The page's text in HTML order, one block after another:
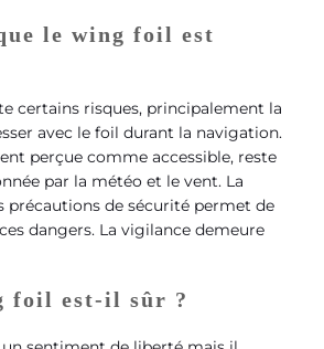
le wing foil est
certains risques, principalement la
avec le foil durant la navigation.
perçue comme accessible, reste
par la météo et le vent. La
précautions de sécurité permet de
dangers. La vigilance demeure
foil est-il sûr ?